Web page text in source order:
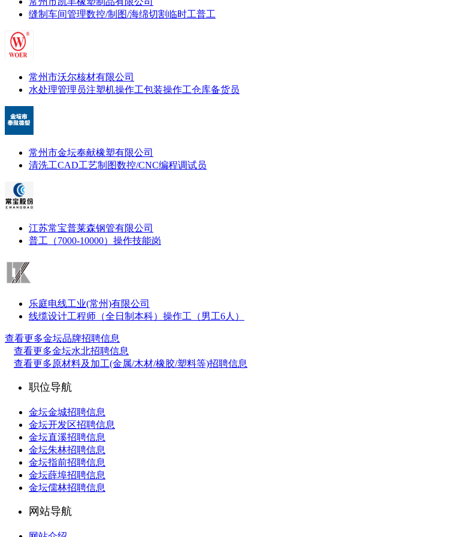
缝制车间管理数控/制图/海绵切割 临时工普工
常州市沃尔核材有限公司
水处理管理员注塑机操作工包装操作工仓库备货员
常州市金坛奉献橡塑有限公司
清洗工CAD工艺制图数控/CNC编程调试员
江苏常宝普莱森钢管有限公司
普工（7000-10000） 操作技能岗
乐庭电线工业(常州)有限公司
线缆设计工程师（全日制本科） 操作工（男工6人）
查看更多金坛品牌招聘信息
查看更多金坛水北招聘信息
查看更多原材料及加工(金属/木材/橡胶/塑料等)招聘信息
职位导航
金坛金城招聘信息
金坛开发区招聘信息
金坛直溪招聘信息
金坛朱林招聘信息
金坛指前招聘信息
金坛薛埠招聘信息
金坛儒林招聘信息
网站导航